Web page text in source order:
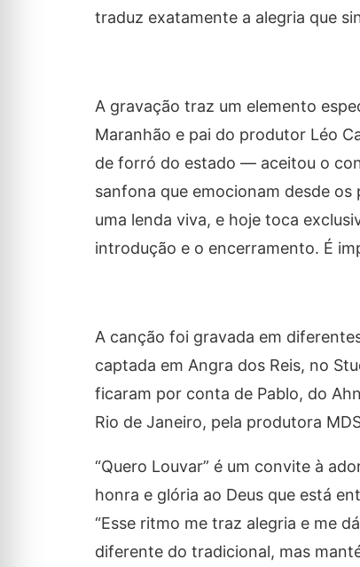
traduz exatamente a alegria que
A gravação traz um elemento
Maranhão e pai do produtor Léo
de forró do estado — aceitou o
sanfona que emocionam desde
uma lenda viva, e hoje toca
introdução e o encerramento. É
A canção foi gravada em
captada em Angra dos Reis, no
ficaram por conta de Pablo, do
Rio de Janeiro, pela produtora
“Quero Louvar” é um convite à
honra e glória ao Deus que está
“Esse ritmo me traz alegria e me
diferente do tradicional, mas